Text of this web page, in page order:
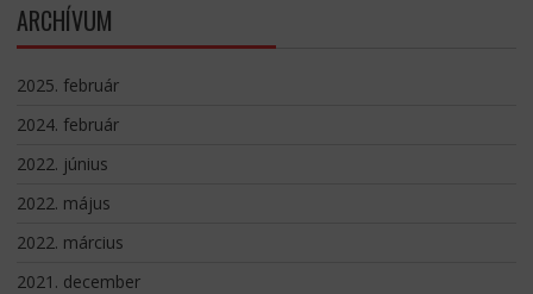
ARCHÍVUM
2025. február
2024. február
2022. június
2022. május
2022. március
2021. december